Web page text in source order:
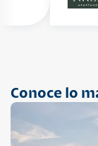
Conoce lo